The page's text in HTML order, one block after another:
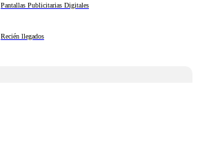
Pantallas Publicitarias Digitales
Recién llegados